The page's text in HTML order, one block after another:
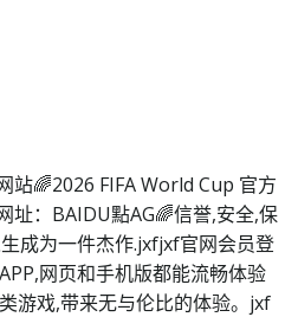
站🌈2026 FIFA World Cup 官方
：BAIDU點AG🌈信誉,安全,保
成为一件杰作.jxfjxf官网会员登
网页和手机版都能流畅体验
游戏,带来无与伦比的体验。jxf